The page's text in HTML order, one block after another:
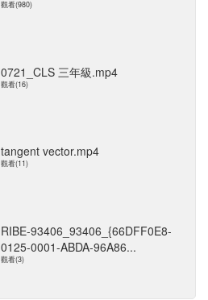
觀看(980)
0721_CLS 三年級.mp4
觀看(16)
tangent vector.mp4
觀看(11)
RIBE-93406_93406_{66DFF0E8-
0125-0001-ABDA-96A86...
觀看(3)